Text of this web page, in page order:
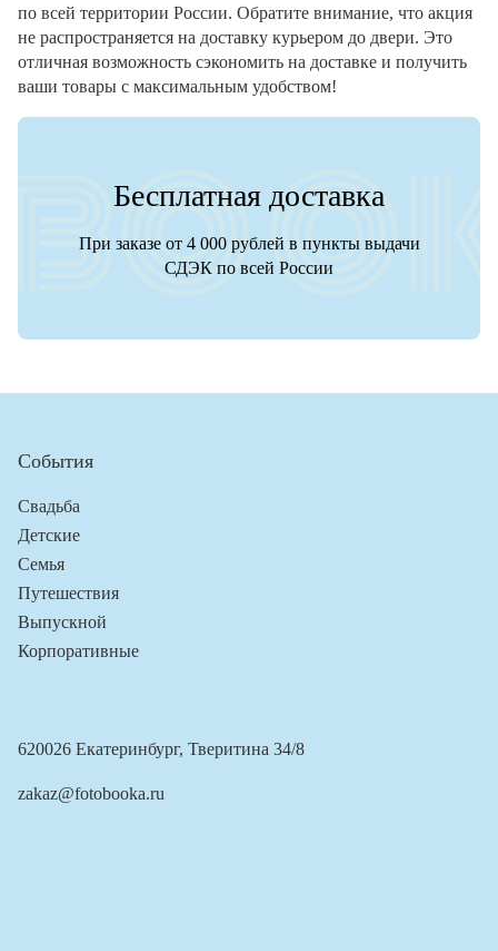
по всей территории России. Обратите внимание, что акция
не распространяется на доставку курьером до двери. Это
отличная возможность сэкономить на доставке и получить
ваши товары с максимальным удобством!
Бесплатная доставка
При заказе от 4 000 рублей в пункты выдачи
СДЭК по всей России
События
Свадьба
Детские
Семья
Путешествия
Выпускной
Корпоративные
620026 Екатеринбург, Тверитина 34/8
zakaz@fotobooka.ru